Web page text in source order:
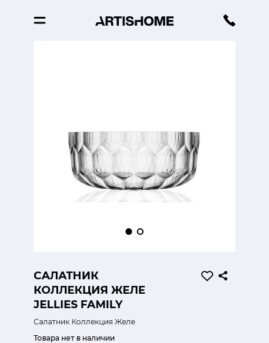
САЛАТНИК
КОЛЛЕКЦИЯ ЖЕЛЕ
JELLIES FAMILY
Салатник Коллекция Желе
Товара нет в наличии